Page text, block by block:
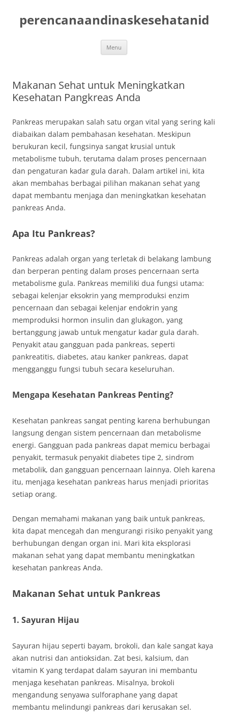
content
perencanaandinaskesehatanid
Menu
Makanan Sehat untuk Meningkatkan
Kesehatan Pangkreas Anda
Pankreas merupakan salah satu organ vital yang sering kali
diabaikan dalam pembahasan kesehatan. Meskipun
berukuran kecil, fungsinya sangat krusial untuk
metabolisme tubuh, terutama dalam proses pencernaan
dan pengaturan kadar gula darah. Dalam artikel ini, kita
akan membahas berbagai pilihan makanan sehat yang
dapat membantu menjaga dan meningkatkan kesehatan
pankreas Anda.
Apa Itu Pankreas?
Pankreas adalah organ yang terletak di belakang lambung
dan berperan penting dalam proses pencernaan serta
metabolisme gula. Pankreas memiliki dua fungsi utama:
sebagai kelenjar eksokrin yang memproduksi enzim
pencernaan dan sebagai kelenjar endokrin yang
memproduksi hormon insulin dan glukagon, yang
bertanggung jawab untuk mengatur kadar gula darah.
Penyakit atau gangguan pada pankreas, seperti
pankreatitis, diabetes, atau kanker pankreas, dapat
mengganggu fungsi tubuh secara keseluruhan.
Mengapa Kesehatan Pankreas Penting?
Kesehatan pankreas sangat penting karena berhubungan
langsung dengan sistem pencernaan dan metabolisme
energi. Gangguan pada pankreas dapat memicu berbagai
penyakit, termasuk penyakit diabetes tipe 2, sindrom
metabolik, dan gangguan pencernaan lainnya. Oleh karena
itu, menjaga kesehatan pankreas harus menjadi prioritas
setiap orang.
Dengan memahami makanan yang baik untuk pankreas,
kita dapat mencegah dan mengurangi risiko penyakit yang
berhubungan dengan organ ini. Mari kita eksplorasi
makanan sehat yang dapat membantu meningkatkan
kesehatan pankreas Anda.
Makanan Sehat untuk Pankreas
1. Sayuran Hijau
Sayuran hijau seperti bayam, brokoli, dan kale sangat kaya
akan nutrisi dan antioksidan. Zat besi, kalsium, dan
vitamin K yang terdapat dalam sayuran ini membantu
menjaga kesehatan pankreas. Misalnya, brokoli
mengandung senyawa sulforaphane yang dapat
membantu melindungi pankreas dari kerusakan sel.